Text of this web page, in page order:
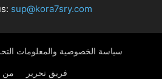
sup@kora7sry.com
سياسة الخصوصية والمعلومات
فريق تحرير من